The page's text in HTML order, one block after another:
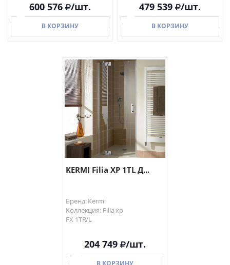
600 576 /шт.
В КОРЗИНУ
В КОРЗИНУ
479 539 /шт.
В КОРЗИНУ
В КОРЗИНУ
KERMI Filia XP 1TL Д...
Бренд: Kermi
Коллекция: Filia xp
FX 1TR/L
204 749 /шт.
В КОРЗИНУ